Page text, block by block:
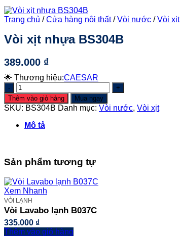
Trang chủ / Cửa hàng nội thất / Vòi nước / Vòi xịt
Vòi xịt nhựa BS304B
389.000 ₫
🌟 Thương hiệu:CAESAR
Vòi
xịt
nhựa
BS304B
số
lượng
Thêm vào giỏ hàng Mua ngay
SKU: BS304B Danh mục: Vòi nước, Vòi xịt
Mô tả
Sản phẩm tương tự
Xem Nhanh
VÒI LẠNH
Vòi Lavabo lạnh B037C
335.000 ₫
Thêm vào giỏ hàng